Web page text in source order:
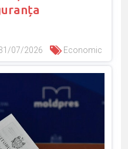
07/2026 Economic